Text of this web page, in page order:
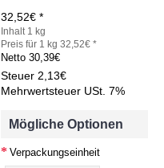
32,52€ *
Inhalt 1 kg
Preis für 1 kg 32,52€ *
Netto 30,39€
Steuer 2,13€
Mehrwertsteuer USt. 7%
Mögliche Optionen
Verpackungseinheit